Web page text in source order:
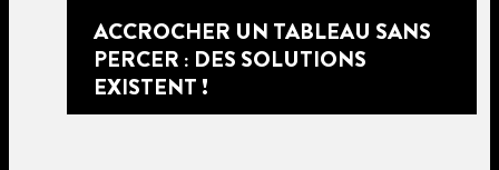
ACCROCHER UN TABLEAU SANS
PERCER : DES SOLUTIONS
EXISTENT !